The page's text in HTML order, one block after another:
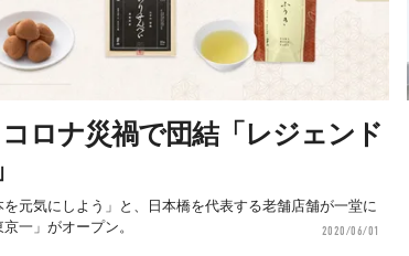
ロナ災禍で団結「レジェンド
を元気にしよう」と、日本橋を代表する老舗店舗が一堂に
一」がオープン。
2020/06/01